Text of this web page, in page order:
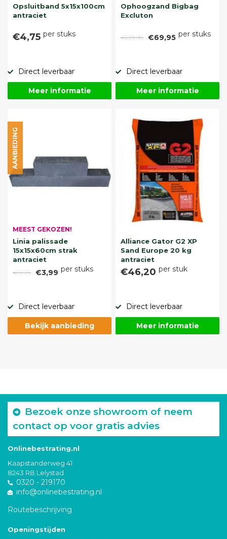
Opsluitband 5x15x100cm
antraciet
€4,75 per stuks
Direct leverbaar
Meer informatie
Ophoogzand Bigbag
Excluton
€89,95 €69,95 per stuks
Direct leverbaar
Meer informatie
MEEST GEKOZEN!
Linia palissade
15x15x60cm strak
antraciet
€5,75 €3,99 per stuks
AANBIEDING
Direct leverbaar
Bekijk aanbieding
Alliance Gator G2 XP
Sand Europe 20 kg
antraciet
€46,20 per stuk
Direct leverbaar
Meer informatie
Bezoek onze showroom of neem
contact op voor gratis advies
Onlinebestrating.nl
Kaapstanderweg 41
8243 RB Lelystad
0320 - 219170
info@onlinebestrating.nl
Routebeschrijving
Openingstijden